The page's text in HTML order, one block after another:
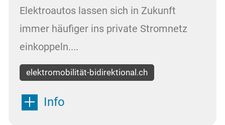
Elektroautos lassen sich in Zukunft
immer häufiger ins private Stromnetz
einkoppeln....
elektromobilität-bidirektional.ch
Info